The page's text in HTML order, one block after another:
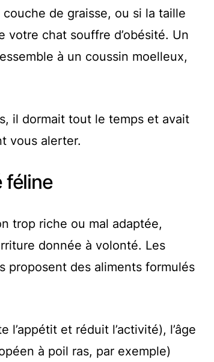
de graisse, ou si la taille
votre chat souffre d’obésité. Un
à un coussin moelleux,
il dormait tout le temps et avait
vous alerter.
féline
trop riche ou mal adaptée,
donnée à volonté. Les
proposent des aliments formulés
l’appétit et réduit l’activité), l’âge
à poil ras, par exemple)